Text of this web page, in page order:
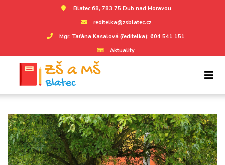
Blatec 68, 783 75 Dub nad Moravou
reditelka@zsblatec.cz
Mgr. Taťána Kasalová (ředitelka): 604 541 151
Aktuality